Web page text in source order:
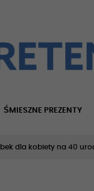
ŚMIESZNE PREZENTY
dla kobiety na 40